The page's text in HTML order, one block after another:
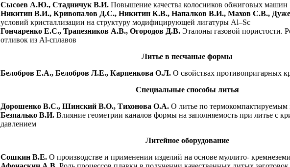
Сысоев А.Ю., Стадничук В.И. Повышение качества колосников обжиговых машин
Никитин В.И., Кривопалов Д.С., Никитин К.В., Напалков В.И., Махов С.В.,
условий кристаллизации на структуру модифицирующей лигатуры Al–Sс
Гончаренко Е.С., Трапезников А.В., Огородов Д.В. Эталоны газовой пористости.
отливок из Al-сплавов
Литье в песчаные формы
Белобров Е.А., Белобров Л.Е., Карпенкова О.Л. О свойствах противопригарных
Специальные способы литья
Дорошенко В.С., Шинский В.О., Тихонова О.А. О литье по термокомпактируемым
Безпалько В.И. Влияние геометрии каналов формы на заполняемость при литье с
давлением
Литейное оборудование
Сошкин В.Е. О производстве и применении изделий на основе муллито-